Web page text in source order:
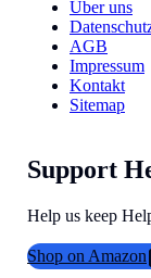
Über uns
AGB
Impressum
Kontakt
Sitemap
Support
Help us keep
Shop on Amazon